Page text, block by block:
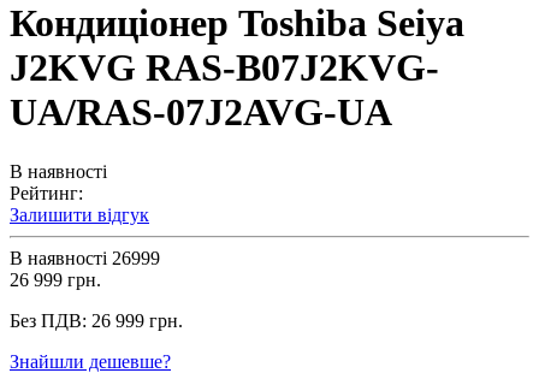
Кондиціонер Toshiba Seiya
J2KVG RAS-B07J2KVG-
UA/RAS-07J2AVG-UA
В наявності
Рейтинг:
Залишити відгук
В наявності 26999
26 999 грн.
Без ПДВ: 26 999 грн.
Знайшли дешевше?